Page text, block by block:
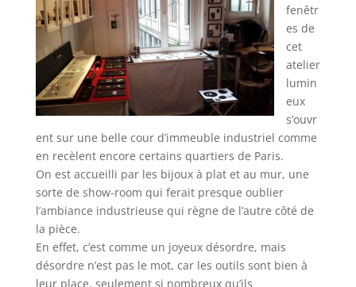
fenêtr
es de
cet
atelier
lumin
eux
s’ouvr
ent sur une belle cour d’immeuble industriel comme
en recèlent encore certains quartiers de Paris.
On est accueilli par les bijoux à plat et au mur, une
sorte de show-room qui ferait presque oublier
l’ambiance industrieuse qui règne de l’autre côté de
la pièce.
En effet, c’est comme un joyeux désordre, mais
désordre n’est pas le mot, car les outils sont bien à
leur place, seulement si nombreux qu’ils